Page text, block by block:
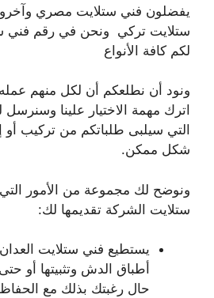
يفضلون فني ستلايت مصري
ستلايت تركي ونحن في رقم فني
لكم كافة الأنواع
ونود أن نطلعكم أن لكل منهم
اترك مهمة الاختيار علينا
التي سيلبى طلباتكم من تركيب أو
شكل ممكن.
ونوضح لك مجموعة من الأمور التي
ستلايت الشركة تقديمها لك:
يستطيع فني ستلايت
أطباق الدش وتثبيتها أو
حال رغبتك بذلك مع